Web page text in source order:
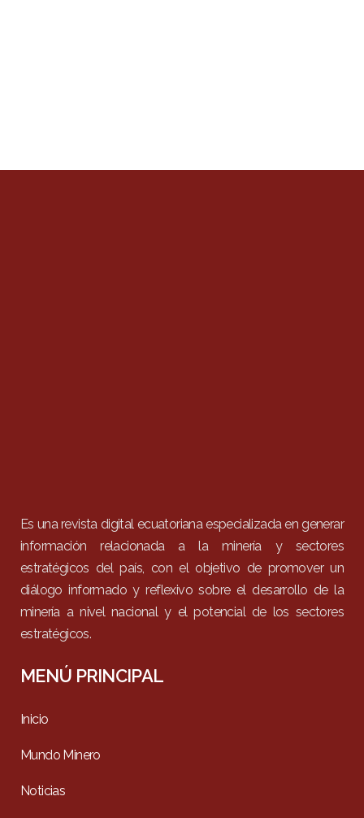
Es una revista digital ecuatoriana especializada en generar
información relacionada a la minería y sectores
estratégicos del país, con el objetivo de promover un
diálogo informado y reflexivo sobre el desarrollo de la
minería a nivel nacional y el potencial de los sectores
estratégicos.
MENÚ PRINCIPAL
Inicio
Mundo Minero
Noticias